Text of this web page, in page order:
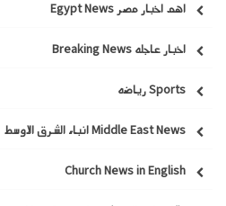
اهم اخبار مصر Egypt News
اخبار عاجله Breaking News
Sports رياضه
Middle East News انباء الشرق الاوسط
Church News in English